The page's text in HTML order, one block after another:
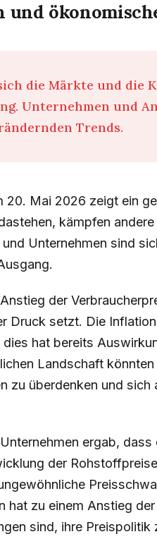
sich die Märkte und die
Unternehmen und
Trends.
Mai 2026 zeigt ein
kämpfen
Unternehmen sind
der
Druck setzt. Die
hat bereits
Landschaft
zu überdenken und sich
ergab,
der
hat zu einem Anstieg
sind, ihre Preispolitik